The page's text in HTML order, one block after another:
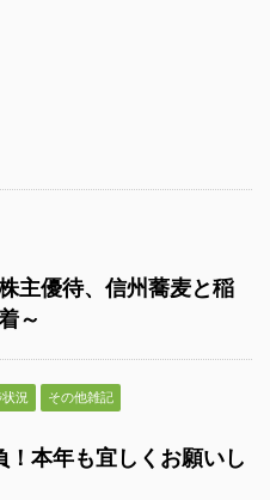
主優待、信州蕎麦と稲
～
況 その他雑記
本年も宜しくお願いし